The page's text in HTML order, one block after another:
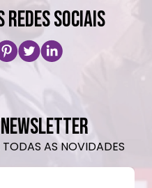
REDES SOCIAIS
AS NOVIDADES